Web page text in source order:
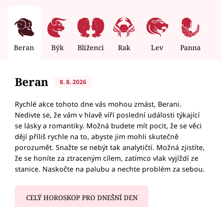
Beran Býk Blíženci Rak Lev Panna
Beran 8. 8. 2026
Rychlé akce tohoto dne vás mohou zmást, Berani.
Nedivte se, že vám v hlavě víří poslední události týkající
se lásky a romantiky. Možná budete mít pocit, že se věci
dějí příliš rychle na to, abyste jim mohli skutečně
porozumět. Snažte se nebýt tak analytičtí. Možná zjistíte,
že se honíte za ztraceným cílem, zatímco vlak vyjíždí ze
stanice. Naskočte na palubu a nechte problém za sebou.
CELÝ HOROSKOP PRO DNEŠNÍ DEN